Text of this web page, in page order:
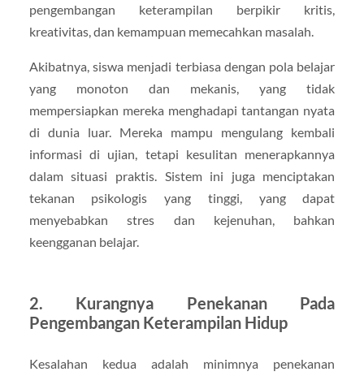
pengembangan keterampilan berpikir kritis,
kreativitas, dan kemampuan memecahkan masalah.
Akibatnya, siswa menjadi terbiasa dengan pola belajar
yang monoton dan mekanis, yang tidak
mempersiapkan mereka menghadapi tantangan nyata
di dunia luar. Mereka mampu mengulang kembali
informasi di ujian, tetapi kesulitan menerapkannya
dalam situasi praktis. Sistem ini juga menciptakan
tekanan psikologis yang tinggi, yang dapat
menyebabkan stres dan kejenuhan, bahkan
keengganan belajar.
2. Kurangnya Penekanan Pada
Pengembangan Keterampilan Hidup
Kesalahan kedua adalah minimnya penekanan